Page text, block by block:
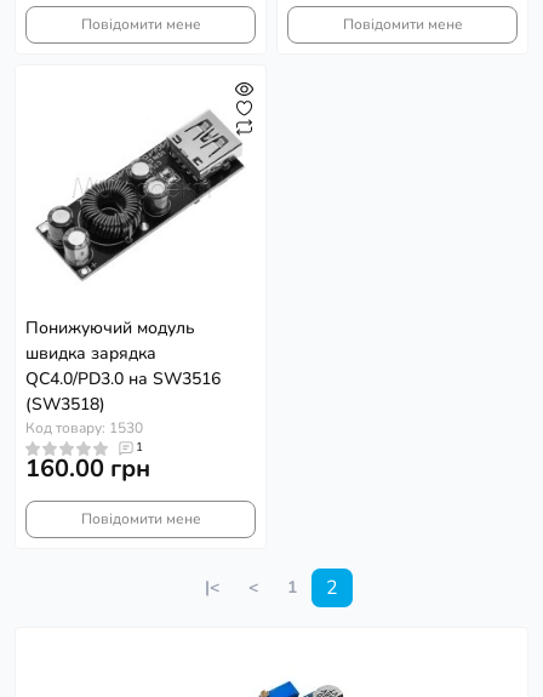
Повідомити мене Повідомити мене
Понижуючий модуль
швидка зарядка
QC4.0/PD3.0 на SW3516
(SW3518)
Код товару: 1530
1
160.00 грн
Повідомити мене
|< < 1 2